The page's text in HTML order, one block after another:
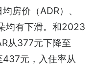
房价（ADR）、
均有下滑。和2023
从377元下降至
元，入住率从